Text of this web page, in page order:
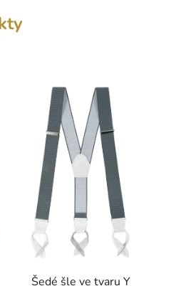
Šedé šle ve tvaru Y